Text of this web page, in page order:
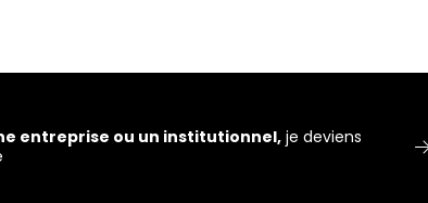
entreprise ou un institutionnel,je deviens